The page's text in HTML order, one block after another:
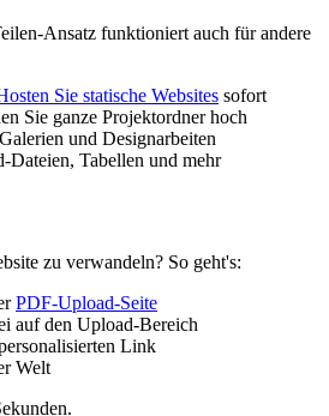
Ansatz funktioniert auch für andere
Sie statische Websites sofort
Sie ganze Projektordner hoch
und Designarbeiten
Dateien, Tabellen und mehr
zu verwandeln? So geht's:
PDF-Upload-Seite
auf den Upload-Bereich
Link
Welt